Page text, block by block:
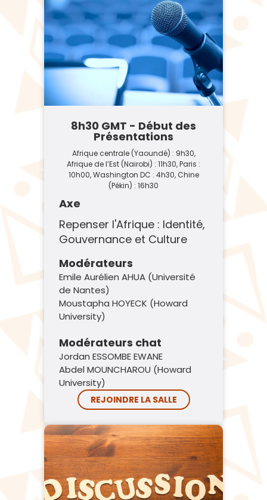
8h30 GMT - Début des
Présentations
Afrique centrale (Yaoundé) : 9h30,
Afrique de l’Est (Nairobi) : 11h30, Paris :
10h00, Washington DC : 4h30, Chine
(Pékin) : 16h30
Axe
Repenser l'Afrique : Identité,
Gouvernance et Culture
Modérateurs
Emile Aurélien AHUA (Université
de Nantes)
Moustapha HOYECK (Howard
University)
Modérateurs chat
Jordan ESSOMBE EWANE
Abdel MOUNCHAROU (Howard
University)
REJOINDRE LA SALLE